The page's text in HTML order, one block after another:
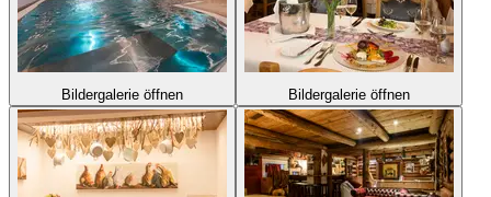
Bildergalerie öffnen Bildergalerie öffnen